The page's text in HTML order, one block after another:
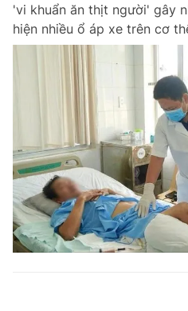
'vi khuẩn ăn thịt người' gây
hiện nhiều ổ áp xe trên cơ